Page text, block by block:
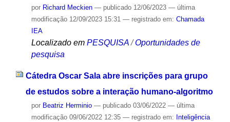
por Richard Meckien — publicado12/06/2023 — última
modificação12/09/2023 15:31 — registrado em: Chamada
IEA
Localizado em PESQUISA /Oportunidades de
pesquisa
Cátedra Oscar Sala abre inscrições para grupo
de estudos sobre a interação humano-algoritmo
por Beatriz Herminio — publicado03/06/2022 — última
modificação09/06/2022 12:35 — registrado em: Inteligência